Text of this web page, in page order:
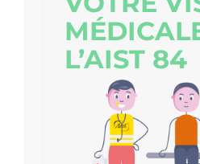
L’AIST 84